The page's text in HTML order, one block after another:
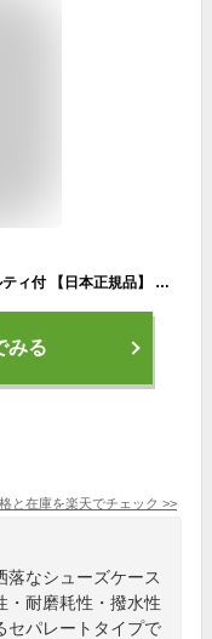
【エントリー&楽天カード最大32倍】 ノベルティ付 【日本正規品】 ブリーフィング ゴルフ シューズケース BRIEFING GOLF HOLIDAY COLLECTION SEPARATE SHOES CASE HOLIDAY シューズバッグ 撥水 ゴルフ用品 スポーツ 限定 クリスマス ギフト メンズ レディース BRG213G40
みる
と在庫を楽天でチェック >>
落なシューズケース
・耐磨耗性・撥水性
セパレートタイプで